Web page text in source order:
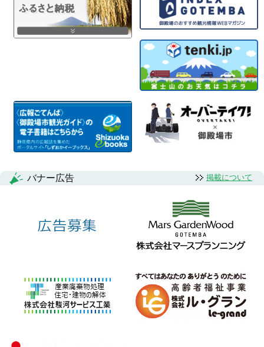
バナー広告 掲載について